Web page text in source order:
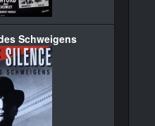
Schweigens